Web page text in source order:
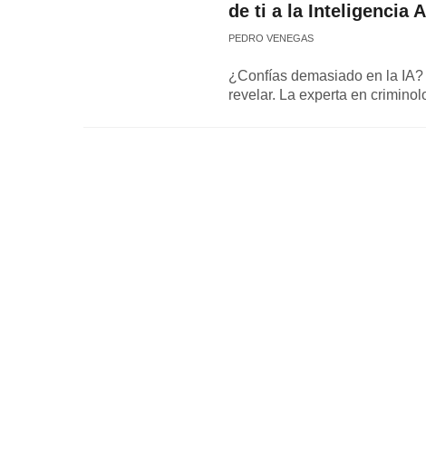
de ti a la Inteligencia
PEDRO VENEGAS
¿Confías demasiado en la
revelar. La experta en